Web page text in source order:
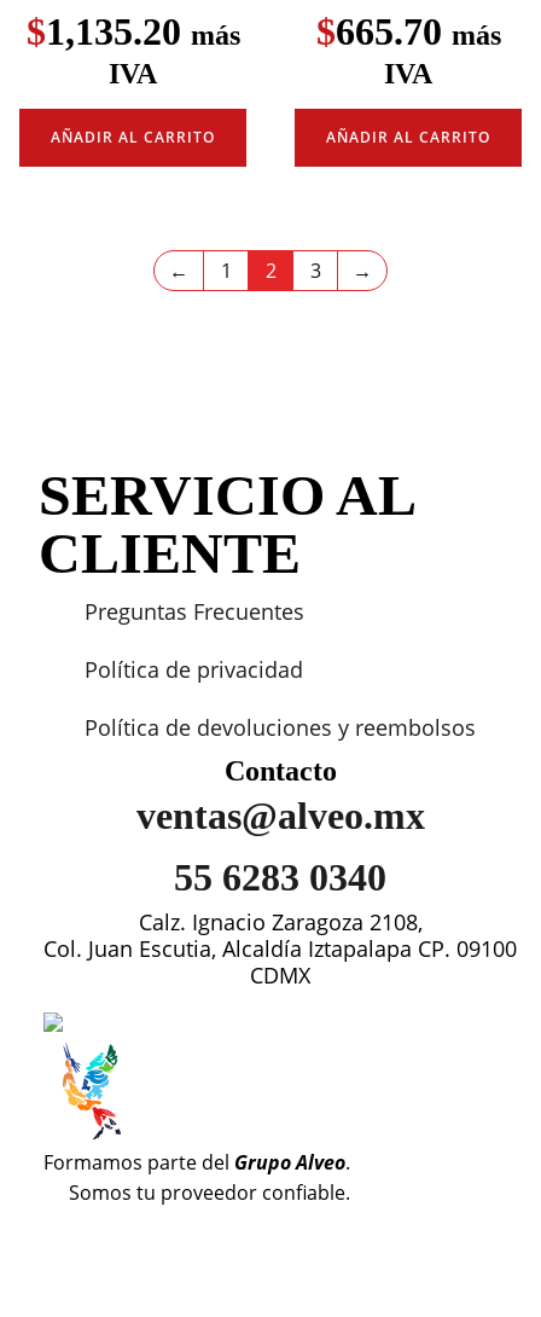
$1,135.20 más
IVA
AÑADIR AL CARRITO
$665.70 más
IVA
AÑADIR AL CARRITO
← 1 2 3 →
SERVICIO AL
CLIENTE
Preguntas Frecuentes
Política de privacidad
Política de devoluciones y reembolsos
Contacto
ventas@alveo.mx
55 6283 0340
Calz. Ignacio Zaragoza 2108,
Col. Juan Escutia, Alcaldía Iztapalapa CP. 09100
CDMX
Formamos parte del Grupo Alveo.
Somos tu proveedor confiable.